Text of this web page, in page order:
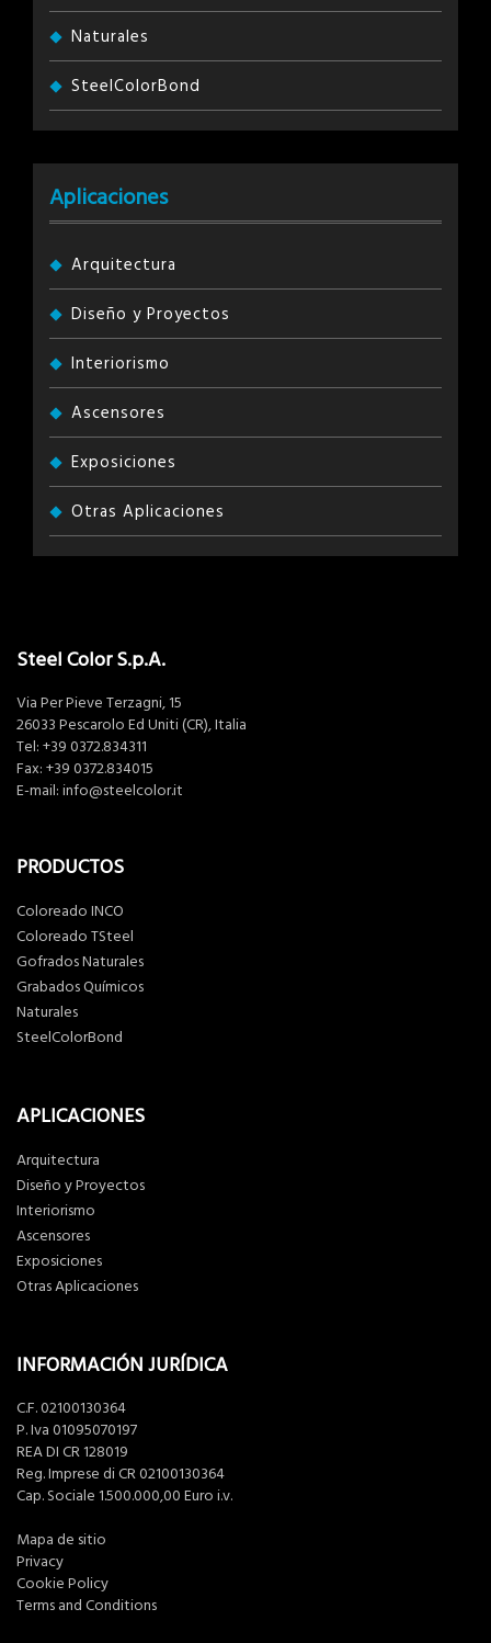
Naturales
SteelColorBond
Aplicaciones
Arquitectura
Diseño y Proyectos
Interiorismo
Ascensores
Exposiciones
Otras Aplicaciones
Steel Color S.p.A.
Via Per Pieve Terzagni, 15
26033 Pescarolo Ed Uniti (CR), Italia
Tel: +39 0372.834311
Fax: +39 0372.834015
E-mail: info@steelcolor.it
PRODUCTOS
Coloreado INCO
Coloreado TSteel
Gofrados Naturales
Grabados Químicos
Naturales
SteelColorBond
APLICACIONES
Arquitectura
Diseño y Proyectos
Interiorismo
Ascensores
Exposiciones
Otras Aplicaciones
INFORMACIÓN JURÍDICA
C.F. 02100130364
P. Iva 01095070197
REA DI CR 128019
Reg. Imprese di CR 02100130364
Cap. Sociale 1.500.000,00 Euro i.v.
Mapa de sitio
Privacy
Cookie Policy
Terms and Conditions